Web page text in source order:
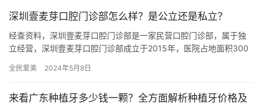
深圳壹麦芽口腔门诊部怎么样？是公立还是私立？
经查资料，深圳壹麦芽口腔门诊部是一家民营口腔门诊部，属于独
立经营，深圳壹麦芽口腔门诊部成立于2015年，医院占地面积300
全民爱美 2024年5月8日
来看广东种植牙多少钱一颗？全方面解析种植牙价格及